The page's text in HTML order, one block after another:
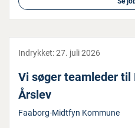
Indrykket:27. juli 2026
Vi søger teamleder til
Årslev
Faaborg-Midtfyn Kommune